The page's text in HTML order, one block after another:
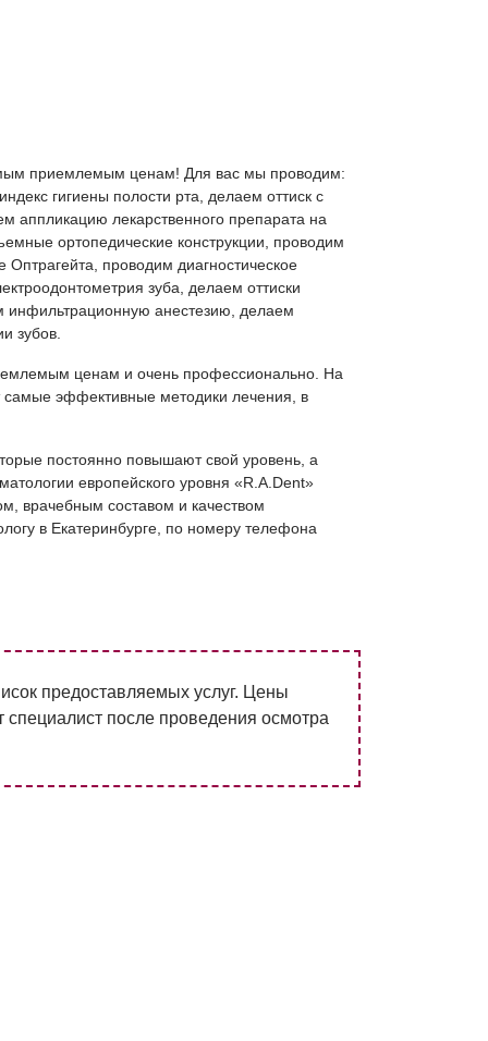
приемлемым ценам! Для вас мы проводим:
гигиены полости рта, делаем оттиск с
аппликацию лекарственного препарата на
ортопедические конструкции, проводим
проводим диагностическое
зуба, делаем оттиски
анестезию, делаем
зубов.
ценам и очень профессионально. На
самые эффективные методики лечения, в
постоянно повышают свой уровень, а
европейского уровня «R.A.Dent»
врачебным составом и качеством
в Екатеринбурге, по номеру телефона
предоставляемых услуг. Цены
специалист после проведения осмотра